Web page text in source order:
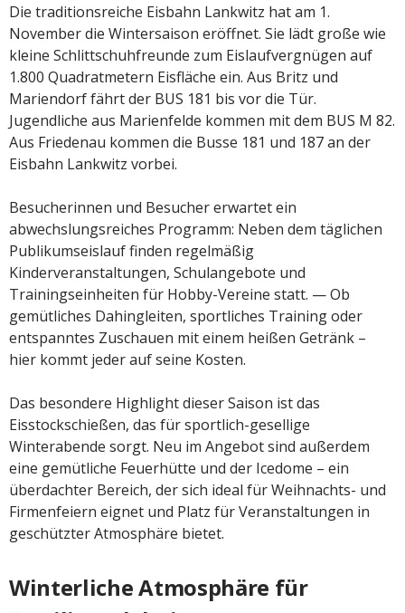
Die traditionsreiche Eisbahn Lankwitz hat am 1.
November die Wintersaison eröffnet. Sie lädt große wie
kleine Schlittschuhfreunde zum Eislaufvergnügen auf
1.800 Quadratmetern Eisfläche ein. Aus Britz und
Mariendorf fährt der BUS 181 bis vor die Tür.
Jugendliche aus Marienfelde kommen mit dem BUS M 82.
Aus Friedenau kommen die Busse 181 und 187 an der
Eisbahn Lankwitz vorbei.
Besucherinnen und Besucher erwartet ein
abwechslungsreiches Programm: Neben dem täglichen
Publikumseislauf finden regelmäßig
Kinderveranstaltungen, Schulangebote und
Trainingseinheiten für Hobby-Vereine statt. — Ob
gemütliches Dahingleiten, sportliches Training oder
entspanntes Zuschauen mit einem heißen Getränk –
hier kommt jeder auf seine Kosten.
Das besondere Highlight dieser Saison ist das
Eisstockschießen, das für sportlich-gesellige
Winterabende sorgt. Neu im Angebot sind außerdem
eine gemütliche Feuerhütte und der Icedome – ein
überdachter Bereich, der sich ideal für Weihnachts- und
Firmenfeiern eignet und Platz für Veranstaltungen in
geschützter Atmosphäre bietet.
Winterliche Atmosphäre für